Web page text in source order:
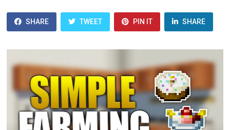
SHARE TWEET PIN IT SHARE